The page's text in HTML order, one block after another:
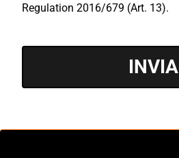
Regulation 2016/679 (Art. 13).
INVIA